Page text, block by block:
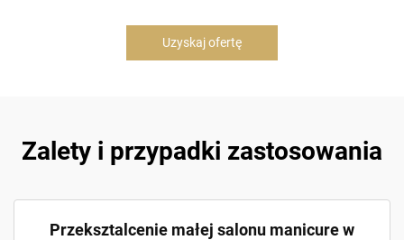
Uzyskaj ofertę
Zalety i przypadki zastosowania
Przeksztalcenie małej salonu manicure w